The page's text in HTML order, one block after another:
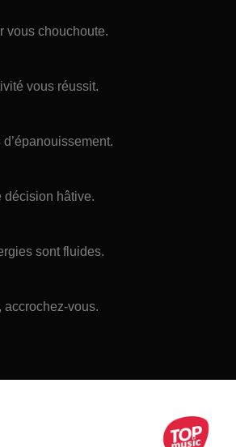
vous chouchoute.
vous réussit.
décision hâtive.
sont fluides.
accrochez-vous.